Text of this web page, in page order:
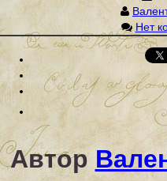
Нет
Автор